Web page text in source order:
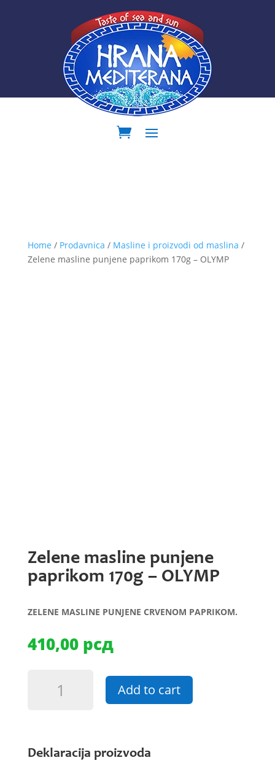
Home / Prodavnica / Masline i proizvodi od maslina /
Zelene masline punjene paprikom 170g – OLYMP
Zelene masline punjene
paprikom 170g – OLYMP
ZELENE MASLINE PUNJENE CRVENOM PAPRIKOM.
410,00 рсд
masline
-
Add to cart
Deklaracija proizvoda